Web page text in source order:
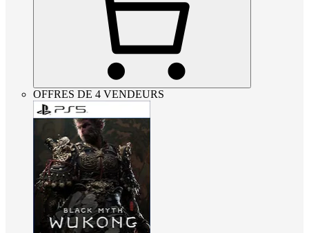
OFFRES DE 4 VENDEURS